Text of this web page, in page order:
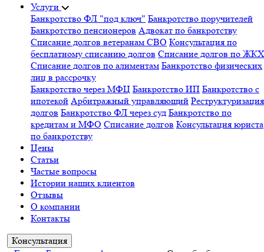
Услуги
Банкротство ФЛ "под ключ" Банкротство поручителей
Банкротство пенсионеров Адвокат по банкротству
Списание долгов ветеранам СВО Консультация по
бесплатному списанию долгов Списание долгов по ЖКХ
Списание долгов по алиментам Банкротство физических
лиц в рассрочку
Банкротство через МФЦ Банкротство ИП Банкротство с
ипотекой Арбитражный управляющий Реструктуризация
долгов Банкротство ФЛ через суд Банкротство по
кредитам и МФО Списание долгов Консультация юриста
по банкротству
Цены
Статьи
Частые вопросы
Истории наших клиентов
Отзывы
О компании
Контакты
Консультация